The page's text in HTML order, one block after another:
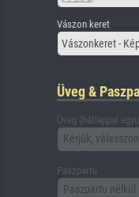
Vászon keret
Vászonkeret -
Üveg &
Üveg (hátlappal
Kérjük, válasszon
Paszpartu
Paszpartu nélkül